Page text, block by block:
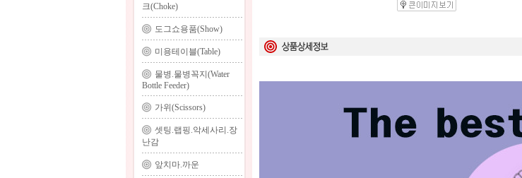
크(Choke)
도그쇼용품(Show)
미용테이블(Table)
물병.물병꼭지(Water
Bottle Feeder)
가위(Scissors)
셋팅.랩핑.악세사리.장
난감
앞치마.까운